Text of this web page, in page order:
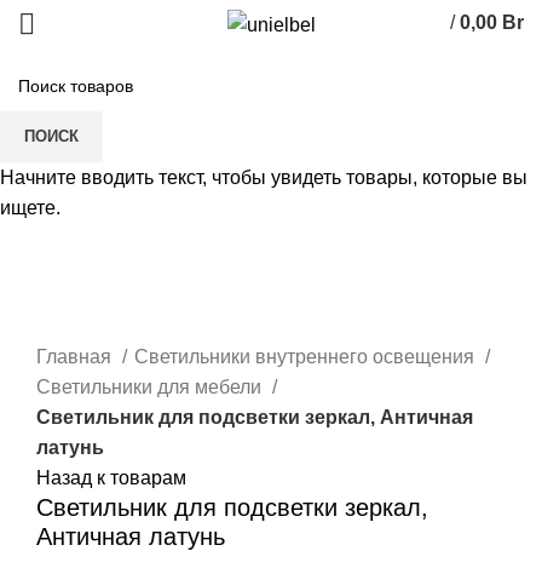
элемент
/ 0,00 Br
Главная
Светильники внутреннего освещения
Светильники для мебели
Светильник для подсветки зеркал, Античная
латунь
Назад к товарам
Светильник для подсветки зеркал,
Античная латунь
ПОИСК
Начните вводить текст, чтобы увидеть товары, которые вы
ищете.